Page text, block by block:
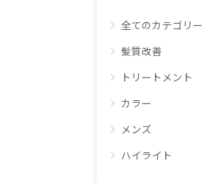
全てのカテゴリー
髪質改善
トリートメント
カラー
メンズ
ハイライト